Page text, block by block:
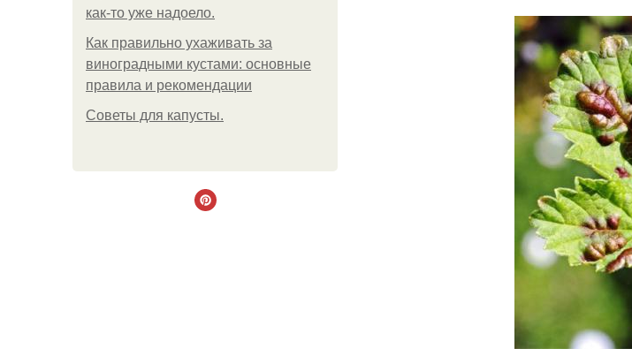
как-то уже надоело.
Как правильно ухаживать за
виноградными кустами: основные
правила и рекомендации
Советы для капусты.